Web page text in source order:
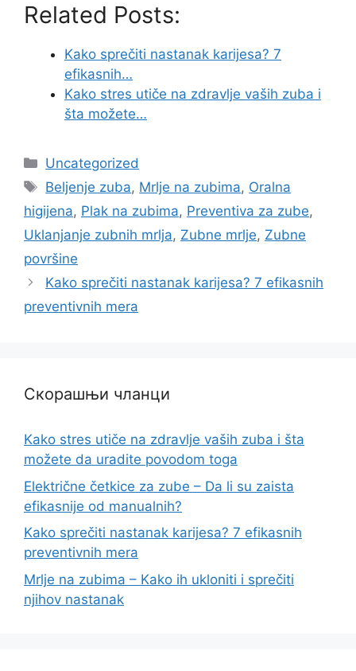
Related Posts:
Kako sprečiti nastanak karijesa? 7
efikasnih…
Kako stres utiče na zdravlje vaših zuba i
šta možete…
Categories
Uncategorized
Tags
Beljenje zuba, Mrlje na zubima, Oralna
higijena, Plak na zubima, Preventiva za zube,
Uklanjanje zubnih mrlja, Zubne mrlje, Zubne
površine
Kako sprečiti nastanak karijesa? 7 efikasnih
preventivnih mera
Скорашњи чланци
Kako stres utiče na zdravlje vaših zuba i šta
možete da uradite povodom toga
Električne četkice za zube – Da li su zaista
efikasnije od manualnih?
Kako sprečiti nastanak karijesa? 7 efikasnih
preventivnih mera
Mrlje na zubima – Kako ih ukloniti i sprečiti
njihov nastanak